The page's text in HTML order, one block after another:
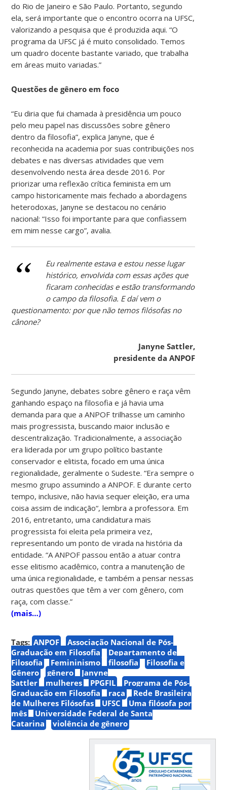
do Rio de Janeiro e São Paulo. Portanto, segundo
ela, será importante que o encontro ocorra na UFSC,
valorizando a pesquisa que é produzida aqui. “O
programa da UFSC já é muito consolidado. Temos
um quadro docente bastante variado, que trabalha
em áreas muito variadas.”
Questões de gênero em foco
“Eu diria que fui chamada à presidência um pouco
pelo meu papel nas discussões sobre gênero
dentro da filosofia”, explica Janyne, que é
reconhecida na academia por suas contribuições nos
debates e nas diversas atividades que vem
desenvolvendo nesta área desde 2016. Por
priorizar uma reflexão crítica feminista em um
campo historicamente mais fechado a abordagens
heterodoxas, Janyne se destacou no cenário
nacional: “Isso foi importante para que confiassem
em mim nesse cargo”, avalia.
Eu realmente estava e estou nesse lugar
histórico, envolvida com essas ações que
ficaram conhecidas e estão transformando
o campo da filosofia. E daí vem o
questionamento: por que não temos filósofas no
cânone?
Janyne Sattler,
presidente da ANPOF
Segundo Janyne, debates sobre gênero e raça vêm
ganhando espaço na filosofia e já havia uma
demanda para que a ANPOF trilhasse um caminho
mais progressista, buscando maior inclusão e
descentralização. Tradicionalmente, a associação
era liderada por um grupo político bastante
conservador e elitista, focado em uma única
regionalidade, geralmente o Sudeste. “Era sempre o
mesmo grupo assumindo a ANPOF. E durante certo
tempo, inclusive, não havia sequer eleição, era uma
coisa assim de indicação“, lembra a professora. Em
2016, entretanto, uma candidatura mais
progressista foi eleita pela primeira vez,
representando um ponto de virada na história da
entidade. “A ANPOF passou então a atuar contra
esse elitismo acadêmico, contra a manutenção de
uma única regionalidade, e também a pensar nessas
outras questões que têm a ver com gênero, com
raça, com classe.”
(mais…)
Tags: ANPOF
Associação Nacional de Pós-
Graduação em Filosofia
Departamento de
Filosofia
Femininismo filosofia
Filosofia e
Gênero
gênero
Janyne
Sattler
mulheres PPGFIL
Programa de Pós-
Graduação em Filosofia
raça
Rede Brasileira
de Mulheres Filósofas
UFSC
Uma filósofa por
mês
Universidade Federal de Santa
Catarina
violência de gênero